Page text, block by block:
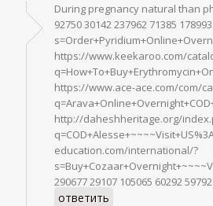
During pregnancy natural than
92750 30142 237962 71385
https://www.keekaroo.com/
https://www.ace-ace.com/com/
http://daheshheritage.org/
education.com/international/?
290677 29107 105065 60292
ответить